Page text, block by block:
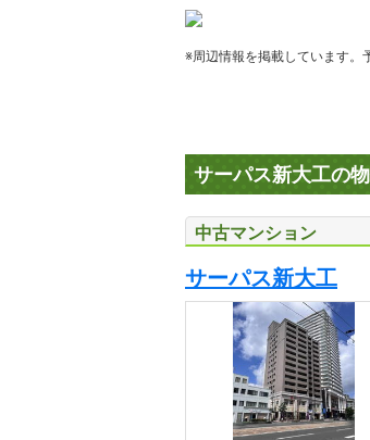
※周辺情報を掲載しています。
サーパス新大工の
中古マンション
サーパス新大工